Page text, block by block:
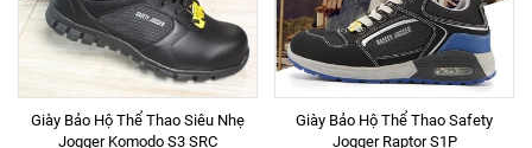
Giày Bảo Hộ Thể Thao Siêu Nhẹ
Jogger Komodo S3 SRC
Giày Bảo Hộ Thể Thao Safety
Jogger Raptor S1P